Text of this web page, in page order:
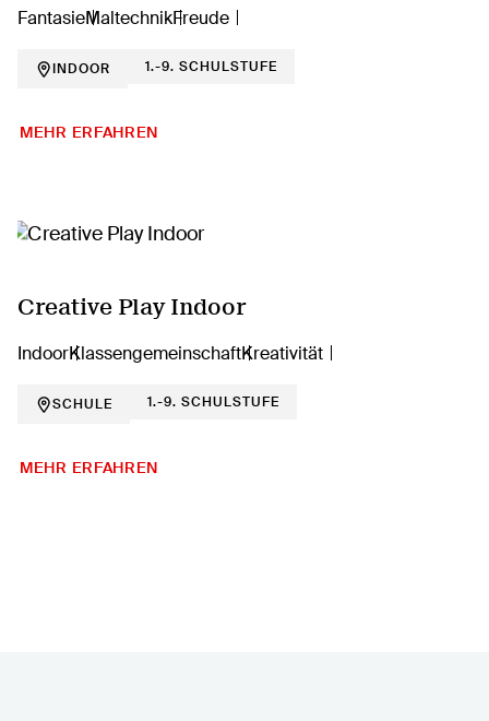
FantasieMaltechnikFreude
INDOOR 1.-9. SCHULSTUFE
MEHR ERFAHREN
Creative Play Indoor
IndoorKlassengemeinschaftKreativität
SCHULE 1.-9. SCHULSTUFE
MEHR ERFAHREN